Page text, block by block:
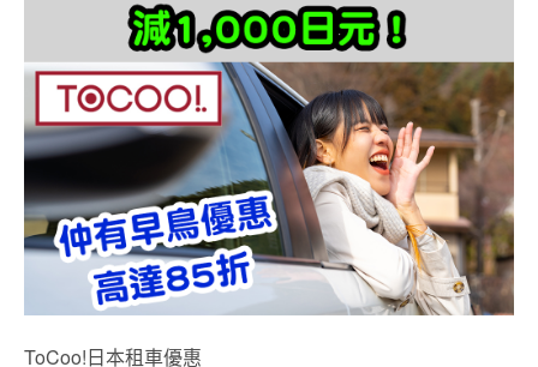
ToCoo!日本租車優惠